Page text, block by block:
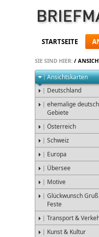
STARTSEITE
SIE SIND HIER: /
Ansichtskarten
Deutschland
ehemalige
Gebiete
Österreich
Schweiz
Europa
Übersee
Motive
Glückwunsch
Feste
Transport &
Kunst & Kultur